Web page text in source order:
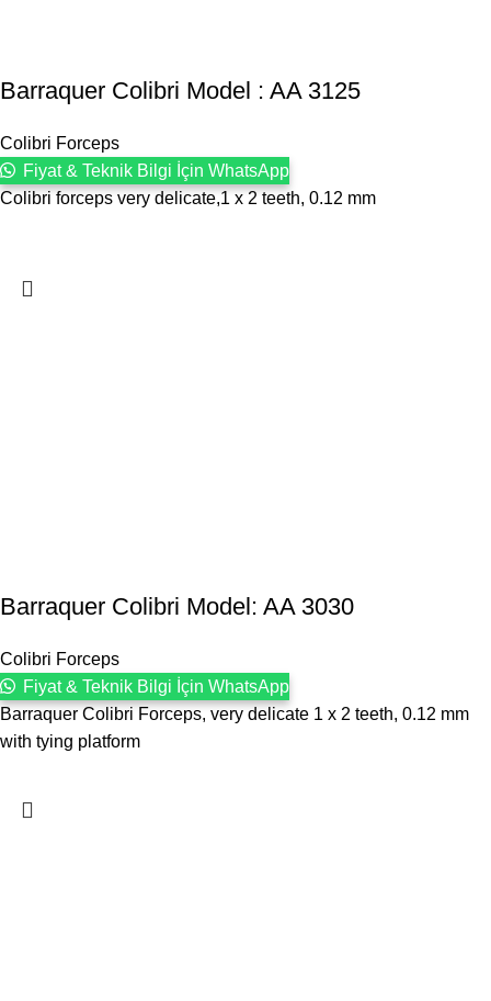
Barraquer Colibri Model : AA 3125
Colibri Forceps
Fiyat & Teknik Bilgi İçin WhatsApp
Colibri forceps very delicate,1 x 2 teeth, 0.12 mm
Barraquer Colibri Model: AA 3030
Colibri Forceps
Fiyat & Teknik Bilgi İçin WhatsApp
Barraquer Colibri Forceps, very delicate 1 x 2 teeth, 0.12 mm
with tying platform